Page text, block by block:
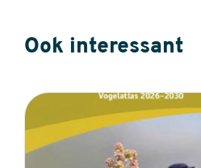
Ook interessant